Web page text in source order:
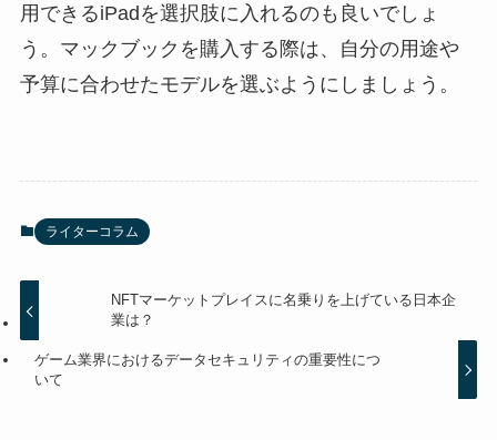
用できるiPadを選択肢に入れるのも良いでしょ
う。マックブックを購入する際は、自分の用途や
予算に合わせたモデルを選ぶようにしましょう。
ライターコラム
NFTマーケットプレイスに名乗りを上げている日本企
業は？
ゲーム業界におけるデータセキュリティの重要性につ
いて